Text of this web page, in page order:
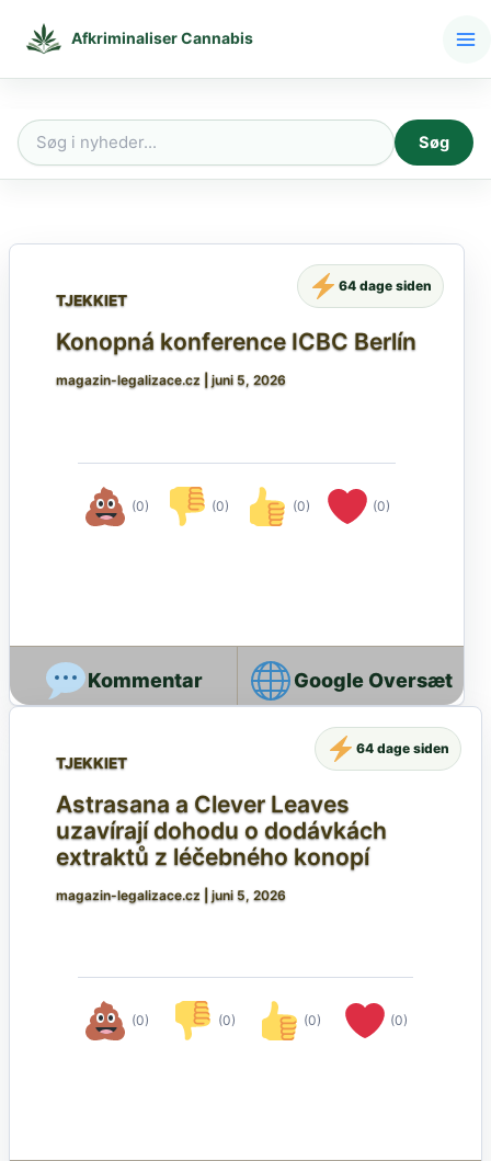
Afkriminaliser Cannabis
Søg
Søg
TJEKKIET
Konopná konference ICBC Berlín
magazin-legalizace.cz juni 5, 2026
(0) (0) (0) (0)
64 dage siden
Google Oversæt
TJEKKIET
Astrasana a Clever Leaves
uzavírají dohodu o dodávkách
extraktů z léčebného konopí
magazin-legalizace.cz juni 5, 2026
(0) (0) (0) (0)
64 dage siden